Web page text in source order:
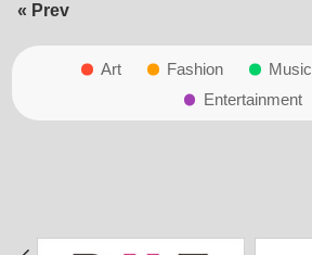
« Prev
Art Fashion Music
Entertainment